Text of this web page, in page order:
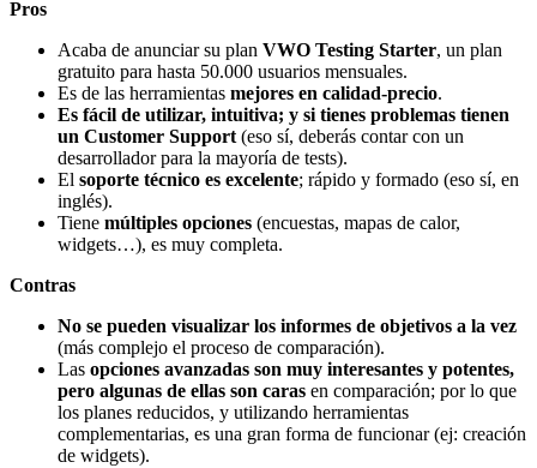
Pros
Acaba de anunciar su plan VWO Testing Starter, un plan
gratuito para hasta 50.000 usuarios mensuales.
Es de las herramientas mejores en calidad-precio.
Es fácil de utilizar, intuitiva; y si tienes problemas tienen
un Customer Support (eso sí, deberás contar con un
desarrollador para la mayoría de tests).
El soporte técnico es excelente; rápido y formado (eso sí, en
inglés).
Tiene múltiples opciones (encuestas, mapas de calor,
widgets…), es muy completa.
Contras
No se pueden visualizar los informes de objetivos a la vez
(más complejo el proceso de comparación).
Las opciones avanzadas son muy interesantes y potentes,
pero algunas de ellas son caras en comparación; por lo que
los planes reducidos, y utilizando herramientas
complementarias, es una gran forma de funcionar (ej: creación
de widgets).